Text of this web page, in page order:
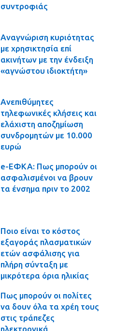
συντροφιάς
Αναγνώριση κυριότητας
με χρησικτησία επί
ακινήτων με την ένδειξη
«αγνώστου ιδιοκτήτη»
Ανεπιθύμητες
τηλεφωνικές κλήσεις και
ελάχιστη αποζημίωση
συνδρομητών με 10.000
ευρώ
e-ΕΦΚΑ: Πως μπορούν οι
ασφαλισμένοι να βρουν
τα ένσημα πριν το 2002
Ποιο είναι το κόστος
εξαγοράς πλασματικών
ετών ασφάλισης για
πλήρη σύνταξη με
μικρότερα όρια ηλικίας
Πως μπορούν οι πολίτες
να δουν όλα τα χρέη τους
στις τράπεζες
ηλεκτρονικά